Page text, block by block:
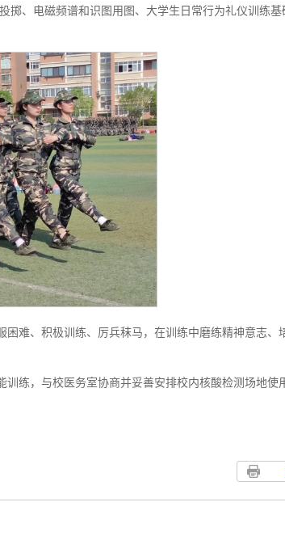
、电磁频谱和识图用图、大学生日常行为礼仪训练
难、积极训练、厉兵秣马，在训练中磨练精神意志
练，与校医务室协商并妥善安排校内核酸检测场地使